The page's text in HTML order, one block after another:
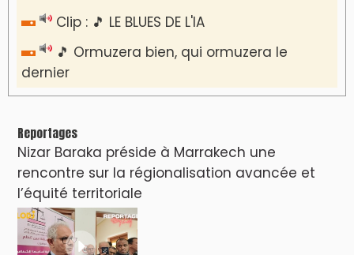
Clip : 🎵 LE BLUES DE L'IA
🎵 Ormuzera bien, qui ormuzera le
dernier
Reportages
Nizar Baraka préside à Marrakech une
rencontre sur la régionalisation avancée et
l’équité territoriale